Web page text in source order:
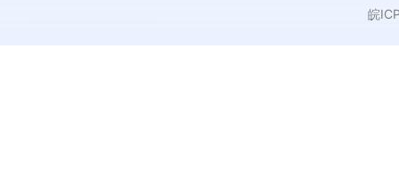
皖